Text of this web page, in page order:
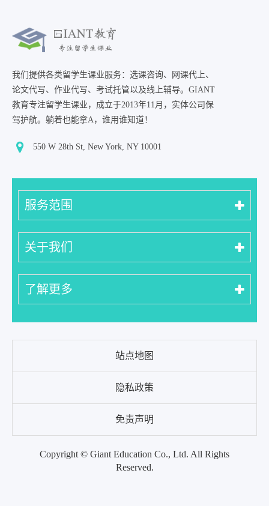
我们提供各类留学生课业服务：选课咨询、网课代上、
论文代写、作业代写、考试托管以及线上辅导。GIANT
教育专注留学生课业，成立于2013年11月，实体公司保
驾护航。躺着也能拿A，谁用谁知道！
550 W 28th St, New York, NY 10001
服务范围
关于我们
了解更多
站点地图
隐私政策
免责声明
Copyright © Giant Education Co., Ltd. All Rights
Reserved.